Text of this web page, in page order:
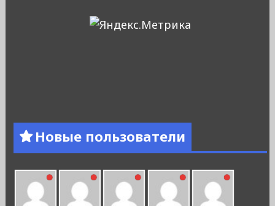
Новые пользователи